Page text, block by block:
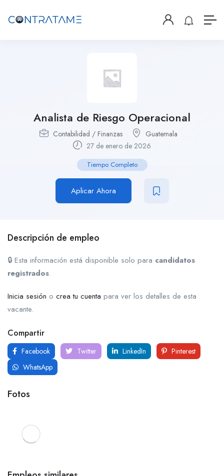
Analista de Riesgo Operacional
Contabilidad / Finanzas
Guatemala
27 de enero de 2026
Tiempo Completo
Aplicar Ahora
Descripción de empleo
🔒 Esta información está disponible solo para candidatos
registrados.
Inicia sesión o crea tu cuenta para ver los detalles de esta
vacante.
Compartir
Facebook Twitter LinkedIn
Pinterest
WhatsApp
Fotos